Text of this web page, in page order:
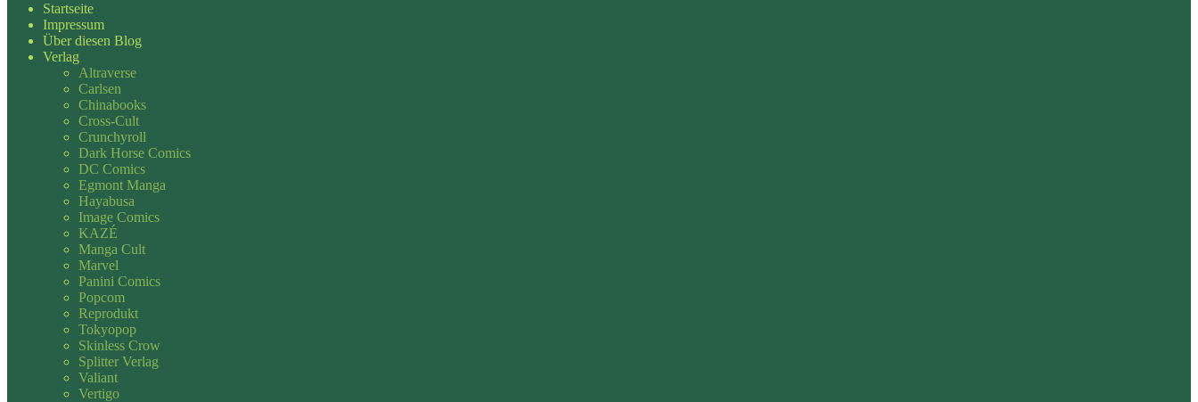
Startseite
Impressum
Über diesen Blog
Verlag
Altraverse
Carlsen
Chinabooks
Cross-Cult
Crunchyroll
Dark Horse Comics
DC Comics
Egmont Manga
Hayabusa
Image Comics
KAZÉ
Manga Cult
Marvel
Panini Comics
Popcom
Reprodukt
Tokyopop
Skinless Crow
Splitter Verlag
Valiant
Vertigo